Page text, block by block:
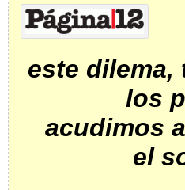
este dilema,
los
acudimos
el